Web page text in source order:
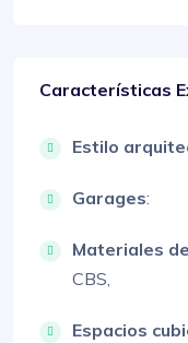
Características
Estilo
Garages:
Materiales
CBS,
Espacios